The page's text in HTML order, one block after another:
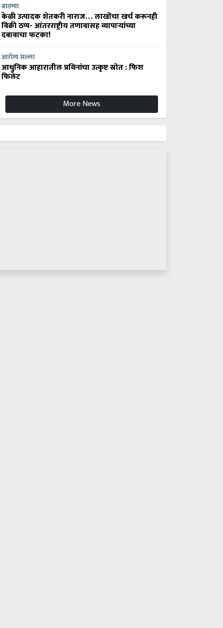
बातम्या
केळी उत्पादक शेतकरी नाराज… लाखोंचा खर्च करूनही
विक्री ठप्प- आंतरराष्ट्रीय तणावासह व्यापाऱ्यांच्या
दबावाचा फटका!
आरोग्य सल्ला
आधुनिक आहारातील प्रथिनांचा उत्कृष्ट स्रोत : फिश
फिलेट
More News